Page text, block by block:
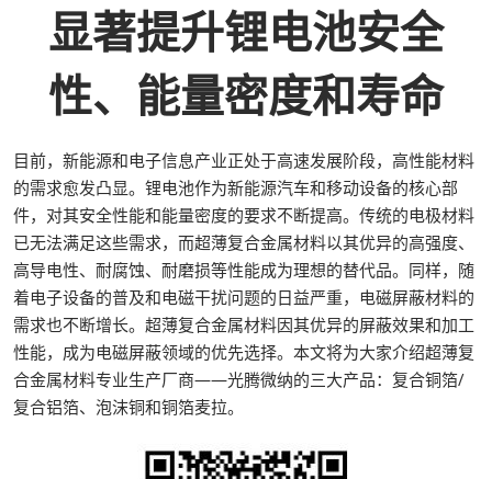
显著提升锂电池安全
性、能量密度和寿命
目前，新能源和电子信息产业正处于高速发展阶段，高性能材料
的需求愈发凸显。锂电池作为新能源汽车和移动设备的核心部
件，对其安全性能和能量密度的要求不断提高。传统的电极材料
已无法满足这些需求，而超薄复合金属材料以其优异的高强度、
高导电性、耐腐蚀、耐磨损等性能成为理想的替代品。同样，随
着电子设备的普及和电磁干扰问题的日益严重，电磁屏蔽材料的
需求也不断增长。超薄复合金属材料因其优异的屏蔽效果和加工
性能，成为电磁屏蔽领域的优先选择。本文将为大家介绍超薄复
合金属材料专业生产厂商——光腾微纳的三大产品：复合铜箔/
复合铝箔、泡沫铜和铜箔麦拉。